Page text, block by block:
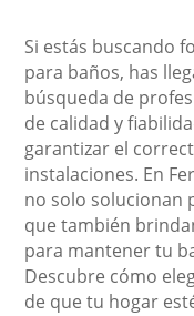
Si estás buscando
para baños, has
búsqueda de
de calidad y
garantizar el
instalaciones. En
no solo solucionan
que también
para mantener tu
Descubre cómo
de que tu hogar